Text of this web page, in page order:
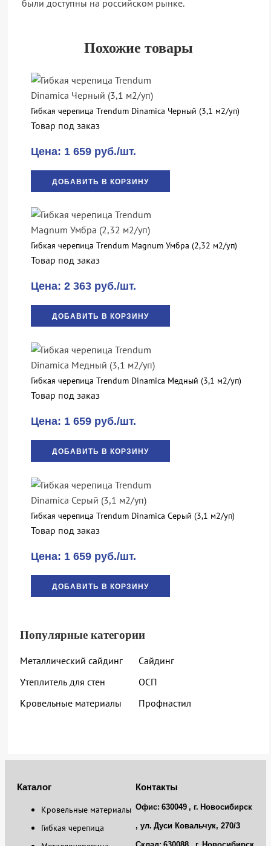
были доступны на российском рынке.
Похожие товары
Гибкая черепица Trendum Dinamica Черный (3,1 м2/уп)
Товар под заказ
Цена: 1 659 руб./шт.
ДОБАВИТЬ В КОРЗИНУ
Гибкая черепица Trendum Magnum Умбра (2,32 м2/уп)
Товар под заказ
Цена: 2 363 руб./шт.
ДОБАВИТЬ В КОРЗИНУ
Гибкая черепица Trendum Dinamica Медный (3,1 м2/уп)
Товар под заказ
Цена: 1 659 руб./шт.
ДОБАВИТЬ В КОРЗИНУ
Гибкая черепица Trendum Dinamica Серый (3,1 м2/уп)
Товар под заказ
Цена: 1 659 руб./шт.
ДОБАВИТЬ В КОРЗИНУ
Популярные категории
Металлический сайдинг
Сайдинг
Утеплитель для стен
ОСП
Кровельные материалы
Профнастил
Каталог
Кровельные материалы
Гибкая черепица
Контакты
Офис: 630049 , г. Новосибирск
, ул. Дуси Ковальчук, 270/3